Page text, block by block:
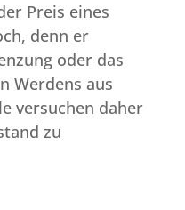
Preis eines
denn er
oder das
Werdens aus
versuchen daher
zu